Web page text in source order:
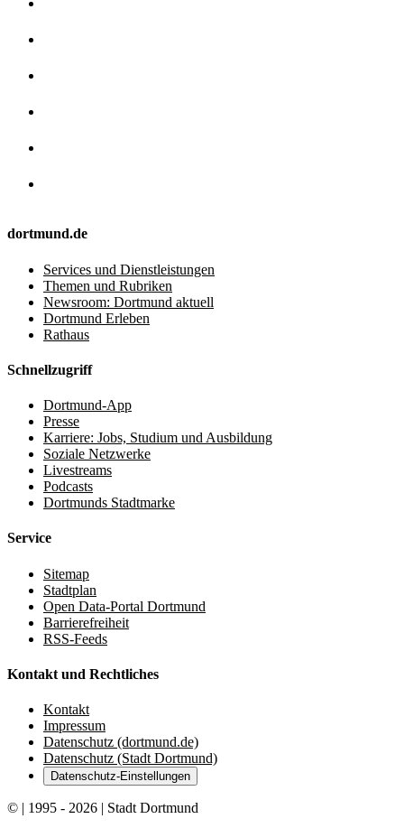
dortmund.de
Services und Dienstleistungen
Themen und Rubriken
Newsroom: Dortmund aktuell
Dortmund Erleben
Rathaus
Schnellzugriff
Dortmund-App
Presse
Karriere: Jobs, Studium und Ausbildung
Soziale Netzwerke
Livestreams
Podcasts
Dortmunds Stadtmarke
Service
Sitemap
Stadtplan
Open Data-Portal Dortmund
Barrierefreiheit
RSS-Feeds
Kontakt und Rechtliches
Kontakt
Impressum
Datenschutz (dortmund.de)
Datenschutz (Stadt Dortmund)
Datenschutz-Einstellungen
© | 1995 - 2026 | Stadt Dortmund